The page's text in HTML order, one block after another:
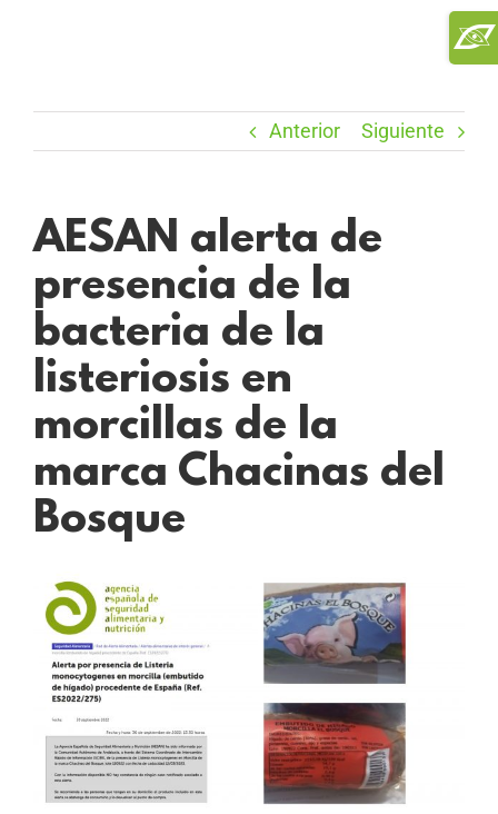
Anterior Siguiente
AESAN alerta de
presencia de la
bacteria de la
listeriosis en
morcillas de la
marca Chacinas del
Bosque
Ver
imagen
más
grande
Area